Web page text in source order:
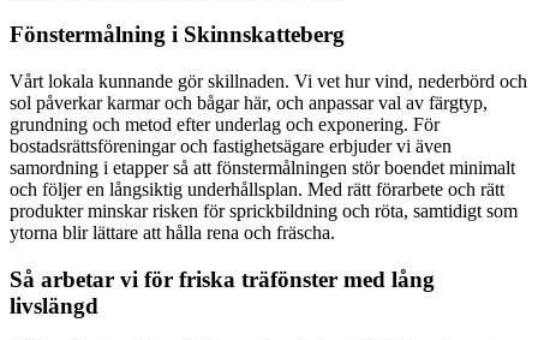
Fönstermålning i Skinnskatteberg
Vårt lokala kunnande gör skillnaden. Vi vet hur vind, nederbörd och
sol påverkar karmar och bågar här, och anpassar val av färgtyp,
grundning och metod efter underlag och exponering. För
bostadsrättsföreningar och fastighetsägare erbjuder vi även
samordning i etapper så att fönstermålningen stör boendet minimalt
och följer en långsiktig underhållsplan. Med rätt förarbete och rätt
produkter minskar risken för sprickbildning och röta, samtidigt som
ytorna blir lättare att hålla rena och fräscha.
Så arbetar vi för friska träfönster med lång
livslängd